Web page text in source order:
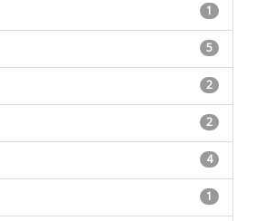
1
5
2
2
4
1